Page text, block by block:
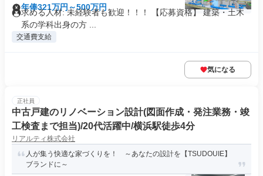
年俸321万円～500万円
求める人材: 未経験者も歓迎！！！ 【応募資格】 建築・土木
系の学科出身の方 ...
交通費支給
気になる
正社員
中古戸建のリノベーション設計(図面作成・発注業務・竣
工検査まで担当)/20代活躍中/横浜駅徒歩4分
リアルティ株式会社
人が集う快適な家づくりを！ ～あなたの設計を【TSUDOUIE】
ブランドに～